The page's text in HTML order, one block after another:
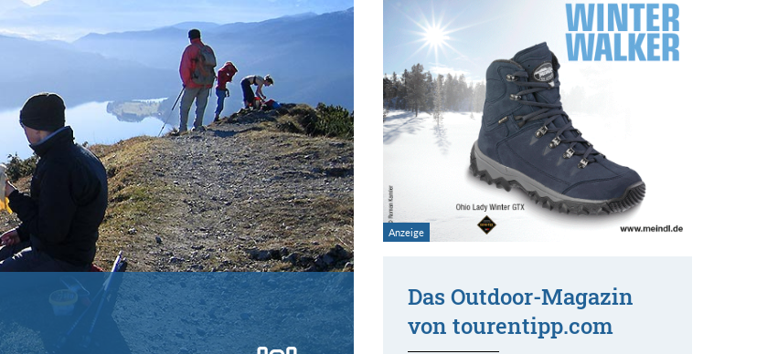
Das Outdoor-Magazin
von tourentipp.com